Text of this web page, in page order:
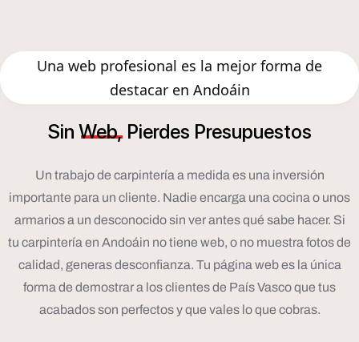
Una web profesional es la mejor forma de
destacar en Andoáin
Sin Web, Pierdes Presupuestos
Un trabajo de carpintería a medida es una inversión
importante para un cliente. Nadie encarga una cocina o unos
armarios a un desconocido sin ver antes qué sabe hacer. Si
tu carpintería en Andoáin no tiene web, o no muestra fotos de
calidad, generas desconfianza. Tu página web es la única
forma de demostrar a los clientes de País Vasco que tus
acabados son perfectos y que vales lo que cobras.